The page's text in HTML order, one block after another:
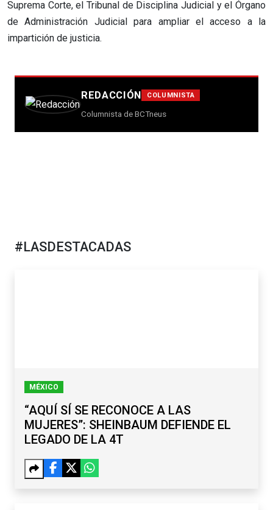
Suprema Corte, el Tribunal de Disciplina Judicial y el Órgano
de Administración Judicial para ampliar el acceso a la
impartición de justicia.
REDACCIÓN COLUMNISTA
Columnista de BCTneus
#LASDESTACADAS
MÉXICO
“AQUÍ SÍ SE RECONOCE A LAS
MUJERES”: SHEINBAUM DEFIENDE EL
LEGADO DE LA 4T